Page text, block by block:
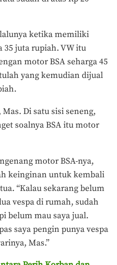
ketika memiliki
35 juta rupiah. VW itu
motor BSA seharga 45
yang kemudian dijual
Di satu sisi seneng,
soalnya BSA itu motor
motor BSA-nya,
keinginan untuk kembali
“Kalau sekarang belum
vespa di rumah, sudah
belum mau saya jual.
saya pengin punya vespa
Mas.”